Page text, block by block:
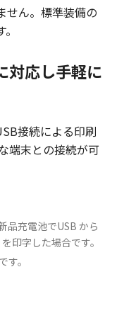
せん。標準装備の
対応し手軽に
接続による印刷
端末との接続が可
品充電池でUSB から
印字した場合です。
。